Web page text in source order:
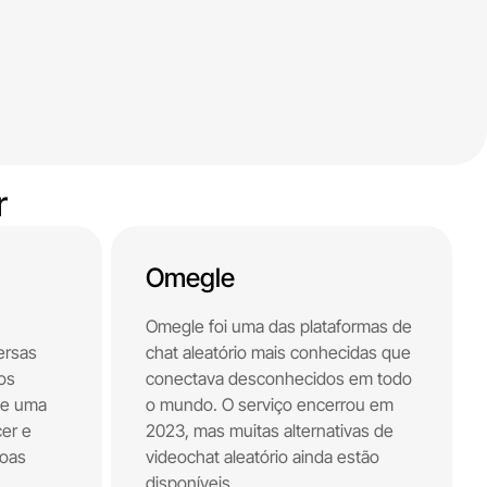
uma
e
Omegle
Omegle foi uma das plataformas de
chat aleatório mais conhecidas que
conectava desconhecidos em todo
o mundo. O serviço encerrou em
2023, mas muitas alternativas de
videochat aleatório ainda estão
disponíveis.